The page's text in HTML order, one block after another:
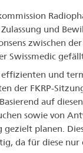
und
zwischen
Swissmedic
und
der FKRP-
auf
sowie von
planen.
da für diese